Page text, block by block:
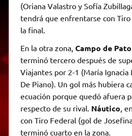
(Oriana Valastro y Sofía
tendrá que enfrentarse con
la final.
En la otra zona, Campo de
terminó tercero después de
Viajantes por 2-1 (María
De Piano). Un gol más hubiera
ecuación porque quedó afuera
respecto de su rival. Náutico,
con Tiro Federal (gol de
terminó cuarto en la zona.